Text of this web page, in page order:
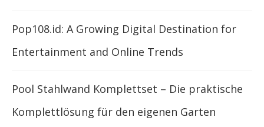
Pop108.id: A Growing Digital Destination for
Entertainment and Online Trends
Pool Stahlwand Komplettset – Die praktische
Komplettlösung für den eigenen Garten